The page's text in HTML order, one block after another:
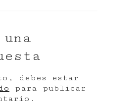
debes estar
para publicar